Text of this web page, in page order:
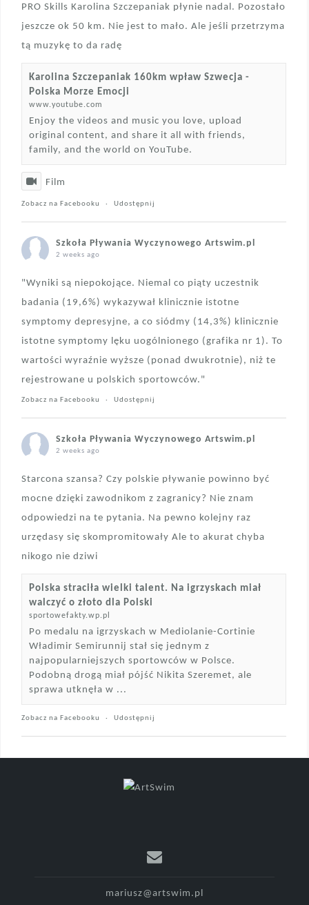
PRO Skills Karolina Szczepaniak płynie nadal. Pozostało
jeszcze ok 50 km. Nie jest to mało. Ale jeśli przetrzyma
tą muzykę to da radę
Karolina Szczepaniak 160km wpław Szwecja -
Polska Morze Emocji
www.youtube.com
Enjoy the videos and music you love, upload
original content, and share it all with friends,
family, and the world on YouTube.
Film
Zobacz na Facebooku · Udostępnij
Szkoła Pływania Wyczynowego Artswim.pl
2 weeks ago
"Wyniki są niepokojące. Niemal co piąty uczestnik
badania (19,6%) wykazywał klinicznie istotne
symptomy depresyjne, a co siódmy (14,3%) klinicznie
istotne symptomy lęku uogólnionego (grafika nr 1). To
wartości wyraźnie wyższe (ponad dwukrotnie), niż te
rejestrowane u polskich sportowców."
Zobacz na Facebooku · Udostępnij
Szkoła Pływania Wyczynowego Artswim.pl
2 weeks ago
Starcona szansa? Czy polskie pływanie powinno być
mocne dzięki zawodnikom z zagranicy? Nie znam
odpowiedzi na te pytania. Na pewno kolejny raz
urzędasy się skompromitowały Ale to akurat chyba
nikogo nie dziwi
Polska straciła wielki talent. Na igrzyskach miał
walczyć o złoto dla Polski
sportowefakty.wp.pl
Po medalu na igrzyskach w Mediolanie-Cortinie
Władimir Semirunnij stał się jednym z
najpopularniejszych sportowców w Polsce.
Podobną drogą miał pójść Nikita Szeremet, ale
sprawa utknęła w ...
Zobacz na Facebooku · Udostępnij
mariusz@artswim.pl